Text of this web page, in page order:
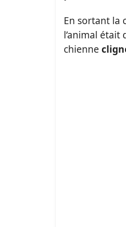
En sortant la
l’animal était
chienne